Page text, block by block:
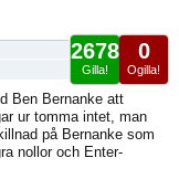
0
Ogilla!
2678
Gilla!
Ben Bernanke att
ur tomma intet, man
på Bernanke som
nollor och Enter-